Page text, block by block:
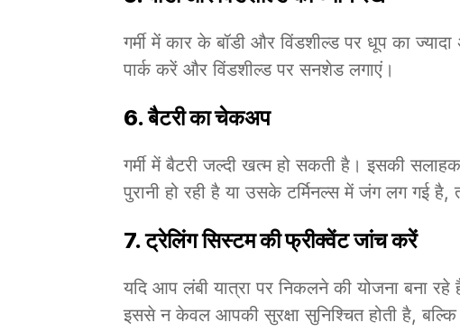
गर्मी में कार के बॉडी और विंडशील्ड पर धूप का
पार्क करें और विंडशील्ड पर सनशेड लगाएं।
6.बैटरी का चेकअप
गर्मी में बैटरी जल्दी खत्म हो सकती है। इसकी
पुरानी हो रही है या उसके टर्मिनल्स में जंग लग गई
7.ट्रेलिंग सिस्टम की फ्रीक्वेंट जांच करें
यदि आप लंबी यात्रा पर निकलने की योजना बना रहे
इससे न केवल आपकी सुरक्षा सुनिश्चित होती है, बल्कि